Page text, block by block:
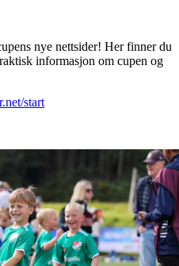
nye nettsider! Her finner du
informasjon om cupen og
start